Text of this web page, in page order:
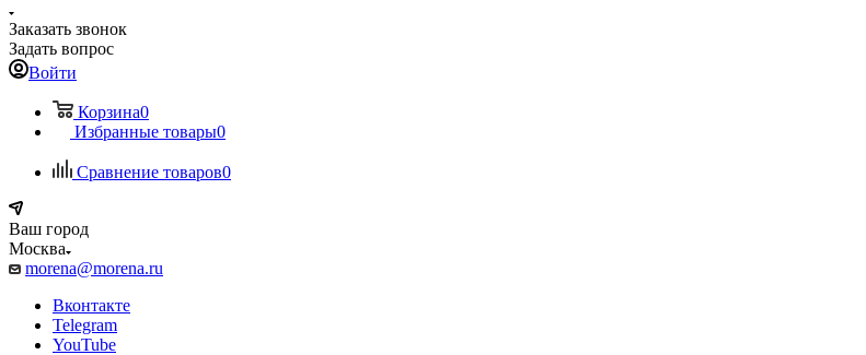
Заказать звонок
Задать вопрос
Войти
Корзина0
Избранные товары0
Сравнение товаров0
Ваш город
Москва
morena@morena.ru
Вконтакте
Telegram
YouTube